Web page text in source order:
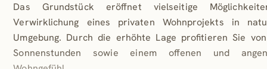
Das Grundstück eröffnet vielseitige
Verwirklichung eines privaten Wohnprojekts in
Umgebung. Durch die erhöhte Lage profitieren Sie
Sonnenstunden sowie einem offenen und